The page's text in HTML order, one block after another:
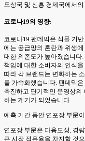
도상국 및 신흥 경제국에서
코로나19의 영향:
코로나19 팬데믹은 식물 기
에는 공급망의 혼란과 위생
대한 의존도가 높아졌습니다
책임에 대한 소비자의 인식
따라 각 브랜드는 변화하는
를 가속화했습니다. 팬데믹
촉진하고 단기적인 운영상
하는 계기가 되었습니다.
예측 기간 동안 연포장 부문
연포장 부문은 다용도성, 경
큰 시장 점유율을 차지할 것